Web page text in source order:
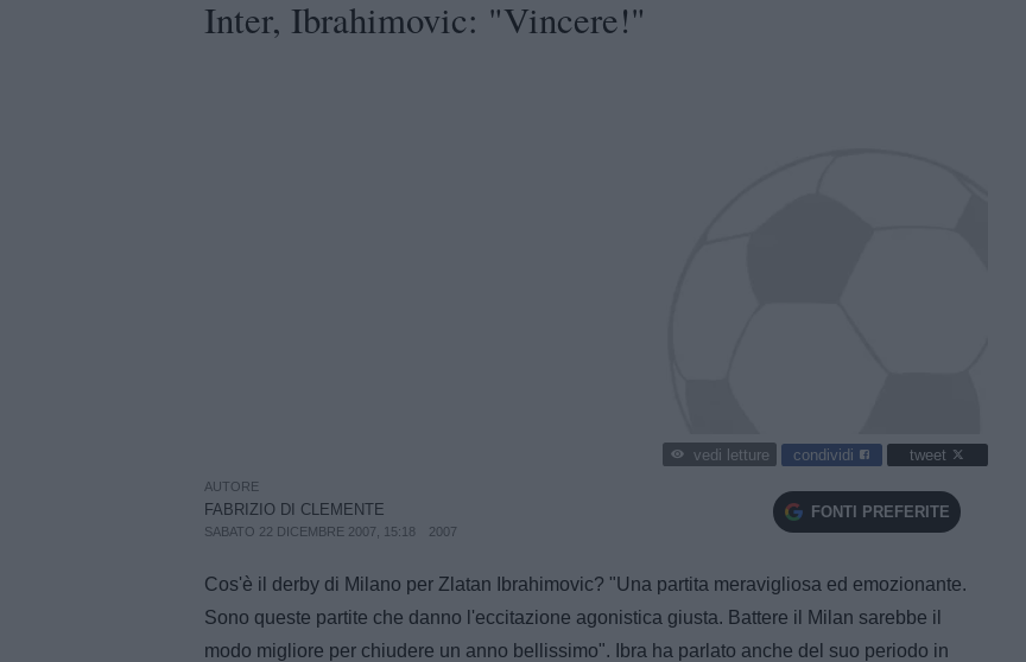
Inter, Ibrahimovic: "Vincere!"
vedi letture condividi tweet
AUTORE
FABRIZIO DI CLEMENTE
SABATO 22 DICEMBRE 2007, 15:18 2007
FONTI PREFERITE
Cos'è il derby di Milano per Zlatan Ibrahimovic? "Una partita meravigliosa ed emozionante.
Sono queste partite che danno l'eccitazione agonistica giusta. Battere il Milan sarebbe il
modo migliore per chiudere un anno bellissimo". Ibra ha parlato anche del suo periodo in